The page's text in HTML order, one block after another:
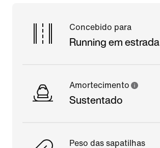
Concebido para
Running em estrada
Amortecimento
Sustentado
Peso das sapatilhas